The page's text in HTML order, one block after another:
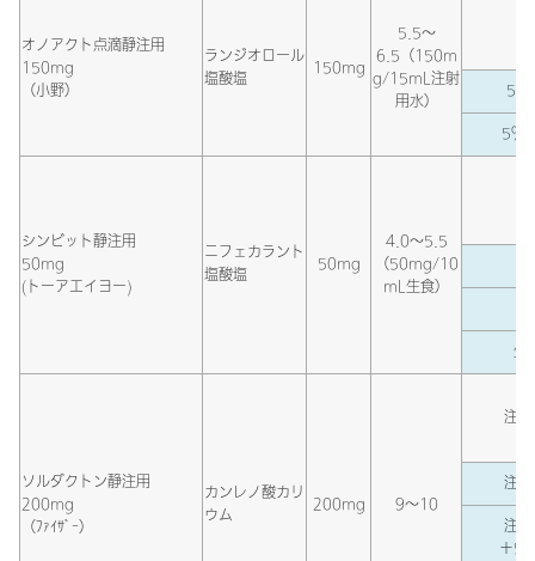
オノアクト点滴静注用
150mg
（小野）
ランジオロール
塩酸塩
150mg
5.5～
6.5（150m
g/15mL注射
用水）
5
5％
シンビット静注用
50mg
(トーアエイヨー)
ニフェカラント
塩酸塩
50mg
4.0～5.5
（50mg/10
mL生食）
生
ソルダクトン静注用
200mg
（ﾌｧｲｻﾞｰ）
カンレノ酸カリ
ウム
200mg 9～10
注
注
注
＋5